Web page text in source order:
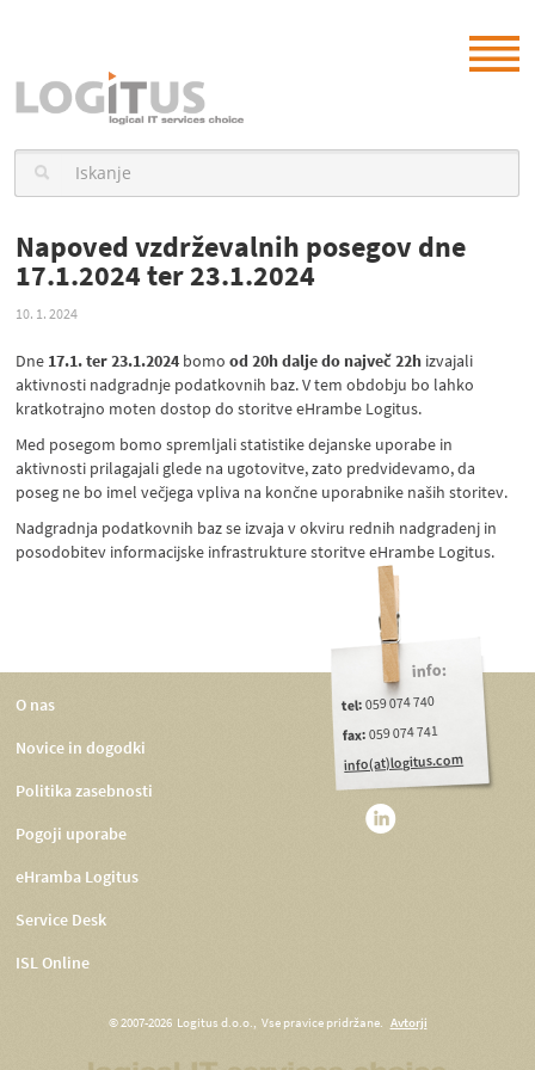
Napoved vzdrževalnih posegov dne
17.1.2024 ter 23.1.2024
10. 1. 2024
Dne 17.1. ter 23.1.2024 bomood 20h dalje do največ 22h izvajali
aktivnosti nadgradnje podatkovnih baz. V tem obdobju bo lahko
kratkotrajno moten dostop do storitve eHrambe Logitus.
Med posegom bomo spremljali statistike dejanske uporabe in
aktivnosti prilagajali glede na ugotovitve, zato predvidevamo, da
poseg ne bo imel večjega vpliva na končne uporabnike naših storitev.
Nadgradnja podatkovnih baz se izvaja v okviru rednih nadgradenj in
posodobitev informacijske infrastrukture storitve eHrambe Logitus.
info:
tel:059 074 740
fax:059 074 741
info(at)logitus.com
O nas
Novice in dogodki
Politika zasebnosti
Pogoji uporabe
eHramba Logitus
Service Desk
ISL Online
© 2007-2026 Logitus d.o.o., Vse pravice pridržane. Avtorji